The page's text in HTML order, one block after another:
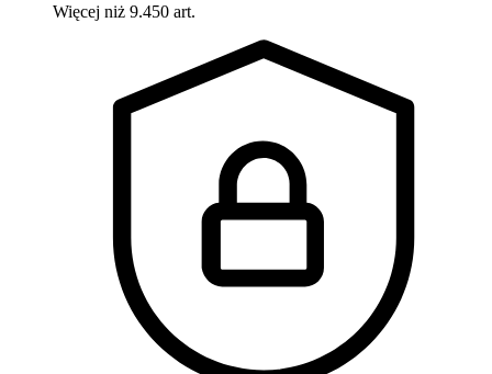
Więcej niż 9.450 art.